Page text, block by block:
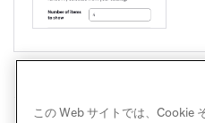
メッセージの作成が完了
ことを確認したら、送信
この Web サイトでは、Cookie